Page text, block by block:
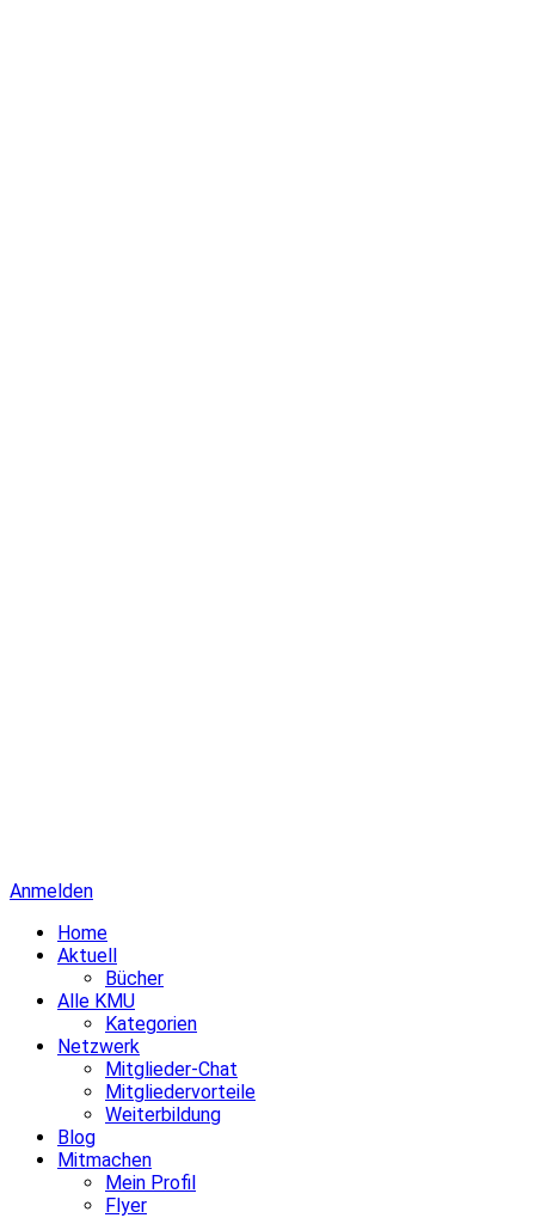
Anmelden
Home
Aktuell
Bücher
Alle KMU
Kategorien
Netzwerk
Mitglieder-Chat
Mitgliedervorteile
Weiterbildung
Blog
Mitmachen
Mein Profil
Flyer